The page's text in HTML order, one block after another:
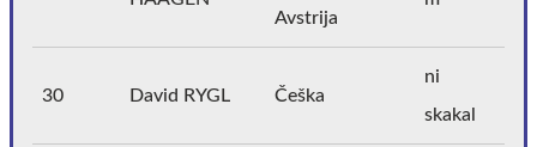
Avstrija
30 David RYGL Češka
ni
skakal